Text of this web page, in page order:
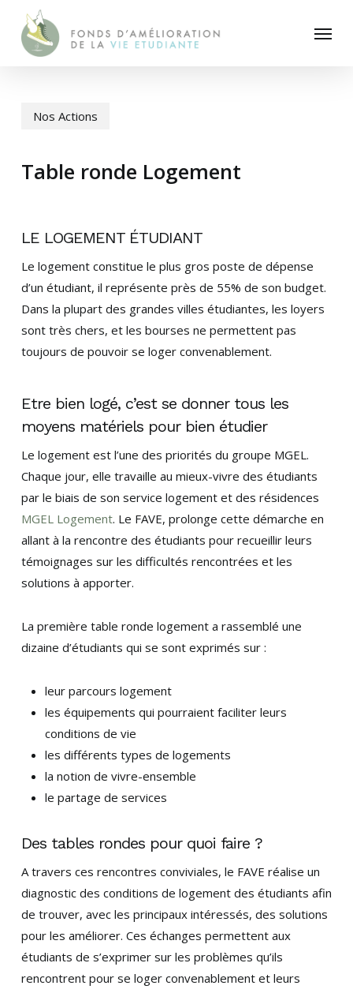
main
Menu
Nos Actions
Table ronde Logement
LE LOGEMENT ÉTUDIANT
Le logement constitue le plus gros poste de dépense
d’un étudiant, il représente près de 55% de son budget.
Dans la plupart des grandes villes étudiantes, les loyers
sont très chers, et les bourses ne permettent pas
toujours de pouvoir se loger convenablement.
Etre bien logé, c’est se donner tous les
moyens matériels pour bien étudier
Le logement est l’une des priorités du groupe MGEL.
Chaque jour, elle travaille au mieux-vivre des étudiants
par le biais de son service logement et des résidences
MGEL Logement. Le FAVE, prolonge cette démarche en
allant à la rencontre des étudiants pour recueillir leurs
témoignages sur les difficultés rencontrées et les
solutions à apporter.
La première table ronde logement a rassemblé une
dizaine d’étudiants qui se sont exprimés sur :
leur parcours logement
les équipements qui pourraient faciliter leurs
conditions de vie
les différents types de logements
la notion de vivre-ensemble
le partage de services
Des tables rondes pour quoi faire ?
A travers ces rencontres conviviales, le FAVE réalise un
diagnostic des conditions de logement des étudiants afin
de trouver, avec les principaux intéressés, des solutions
pour les améliorer. Ces échanges permettent aux
étudiants de s’exprimer sur les problèmes qu’ils
rencontrent pour se loger convenablement et leurs